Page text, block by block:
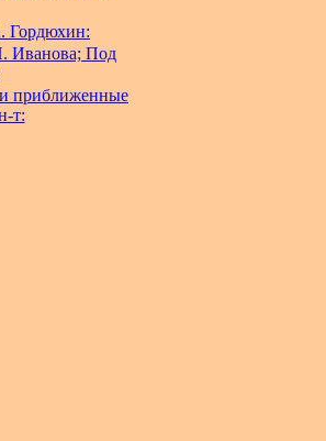
Гордюхин:
Иванова; Под
и приближенные
т: